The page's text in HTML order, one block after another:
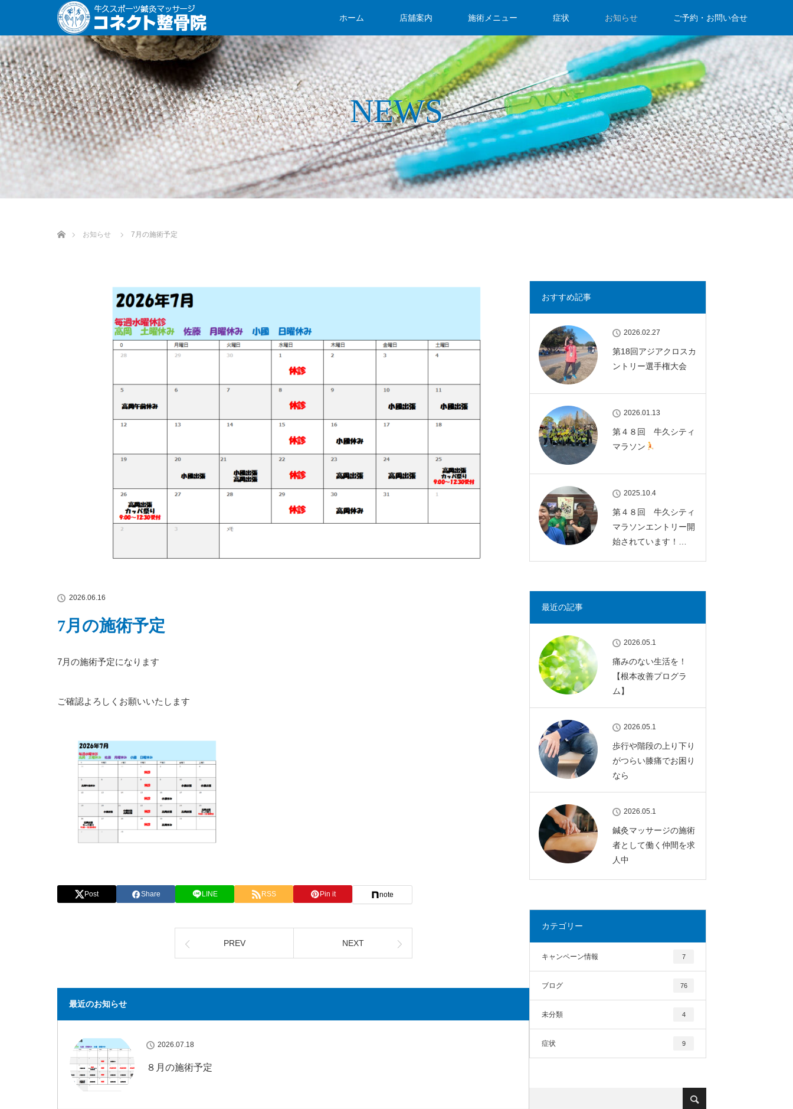
ホーム 店舖案内 施術メニュー 症状 お知らせ ご予約・お問い合せ
NEWS
お知らせ
7月の施術予定
2026.06.16
7月の施術予定
7月の施術予定になります
ご確認よろしくお願いいたします
Post Share LINE RSS Pin it note
PREV NEXT
最近のお知らせ
2026.07.18
８月の施術予定
おすすめ記事
2026.02.27
第18回アジアクロスカ
ントリー選手権大会
2026.01.13
第４８回 牛久シティ
マラソン
2025.10.4
第４８回 牛久シティ
マラソンエントリー開
始されています！…
最近の記事
2026.05.1
痛みのない生活を！
【根本改善プログラ
ム】
2026.05.1
歩行や階段の上り下り
がつらい膝痛でお困り
なら
2026.05.1
鍼灸マッサージの施術
者として働く仲間を求
人中
カテゴリー
キャンペーン情報 7
ブログ 76
未分類 4
症状 9